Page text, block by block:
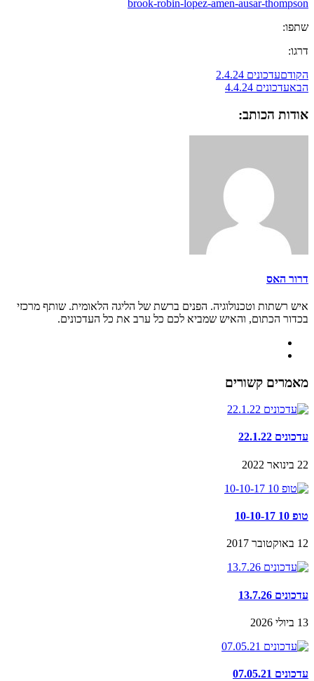
brook-robin-lopez-amen-ausar-thompson
שתפו:
דרגו:
הקודםעדכונים 2.4.24
הבאעדכונים 4.4.24
אודות הכותב:
דרור האס
איש רשתות וטכנולוגיה. הפנים ברשת של הליגה הלאומית. שותף מרכזי
בכדור הכתום, והאיש שמביא לכם כל ערב את כל העדכונים.
מאמרים קשורים
עדכונים 22.1.22
22 בינואר 2022
טופ 10 10-10-17
12 באוקטובר 2017
עדכונים 13.7.26
13 ביולי 2026
עדכונים 07.05.21